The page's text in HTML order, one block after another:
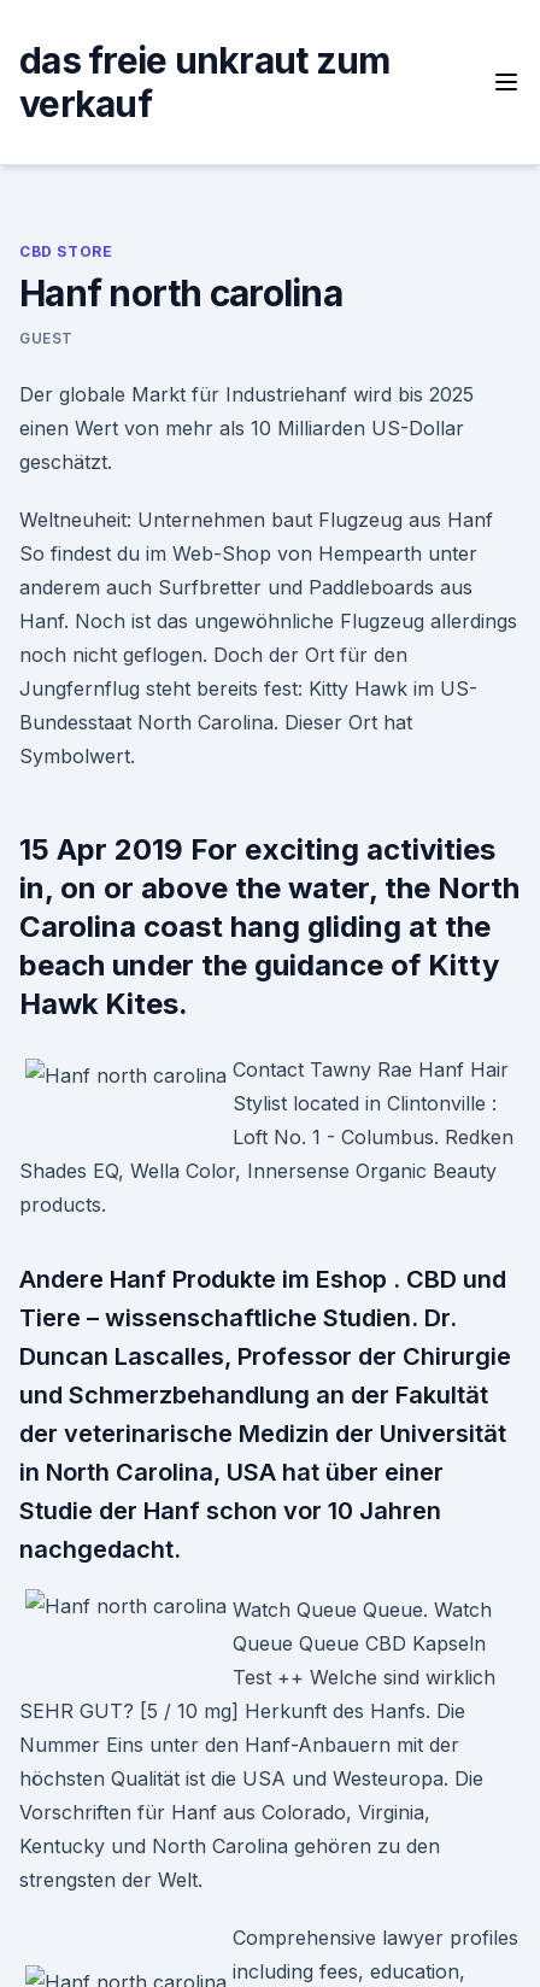
content
das freie unkraut zum
verkauf
CBD STORE
Hanf north carolina
GUEST
Der globale Markt für Industriehanf wird bis 2025
einen Wert von mehr als 10 Milliarden US-Dollar
geschätzt.
Weltneuheit: Unternehmen baut Flugzeug aus Hanf
So findest du im Web-Shop von Hempearth unter
anderem auch Surfbretter und Paddleboards aus
Hanf. Noch ist das ungewöhnliche Flugzeug allerdings
noch nicht geflogen. Doch der Ort für den
Jungfernflug steht bereits fest: Kitty Hawk im US-
Bundesstaat North Carolina. Dieser Ort hat
Symbolwert.
15 Apr 2019 For exciting activities
in, on or above the water, the North
Carolina coast hang gliding at the
beach under the guidance of Kitty
Hawk Kites.
Contact Tawny Rae Hanf Hair
Stylist located in Clintonville :
Loft No. 1 - Columbus. Redken
Shades EQ, Wella Color, Innersense Organic Beauty
products.
Andere Hanf Produkte im Eshop . CBD und
Tiere – wissenschaftliche Studien. Dr.
Duncan Lascalles, Professor der Chirurgie
und Schmerzbehandlung an der Fakultät
der veterinarische Medizin der Universität
in North Carolina, USA hat über einer
Studie der Hanf schon vor 10 Jahren
nachgedacht.
Watch Queue Queue. Watch
Queue Queue CBD Kapseln
Test ++ Welche sind wirklich
SEHR GUT? [5 / 10 mg] Herkunft des Hanfs. Die
Nummer Eins unter den Hanf-Anbauern mit der
höchsten Qualität ist die USA und Westeuropa. Die
Vorschriften für Hanf aus Colorado, Virginia,
Kentucky und North Carolina gehören zu den
strengsten der Welt.
Comprehensive lawyer profiles
including fees, education,